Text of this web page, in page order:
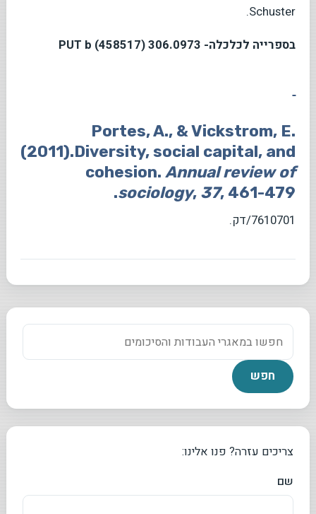
Schuster.
בספרייה לכלכלה- 306.0973 PUT b
(458517)
Portes, A., & Vickstrom, E.
(2011).Diversity, social capital, and
cohesion.Annual review of
sociology, 37, 461-479.‏
7610701/דק.
צריכים עזרה? פנו אלינו:
שם